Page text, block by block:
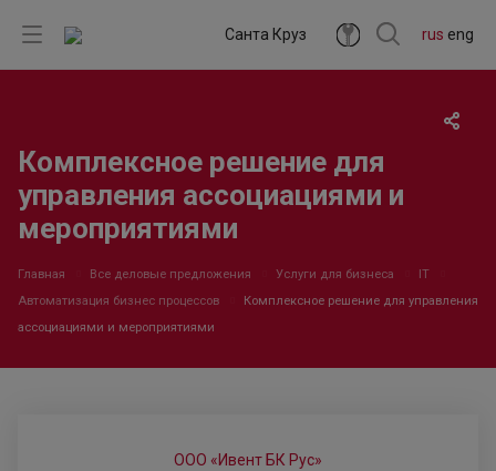
rus eng
Санта Круз
Комплексное решение для
управления ассоциациями и
мероприятиями
Главная Все деловые предложения Услуги для бизнеса
IT
Автоматизация бизнес процессов
Комплексное решение для управления
ассоциациями и мероприятиями
ООО «Ивент БК Рус»